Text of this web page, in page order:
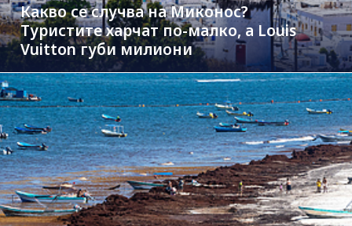
Какво се случва на Миконос?
Туристите харчат по-малко, а Louis
Vuitton губи милиони